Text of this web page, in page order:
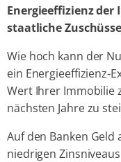
Energieeffizienz der
staatliche
Wie hoch kann der
ein Energieeffizienz-
Wert Ihrer Immobilie
nächsten Jahre zu
Auf den Banken
niedrigen